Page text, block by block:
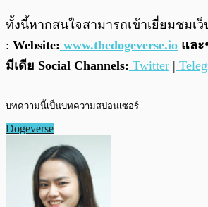
ทั้งนี้หากสนใจสามารถเข้าเยี่ยมชมเ
: Website: www.thedogeverse.io และ
มีเดีย Social Channels: Twitter |
บทความนี้เป็นบทความสปอนเซอร์
Dogeverse